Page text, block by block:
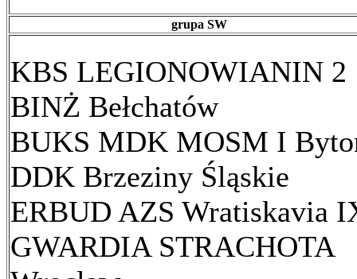
grupa SW
KBS LEGIONOWIANIN 2
BINŻ Bełchatów
BUKS MDK MOSM I
DDK Brzeziny Śląskie
ERBUD AZS Wratiskavia
GWARDIA STRACHOTA